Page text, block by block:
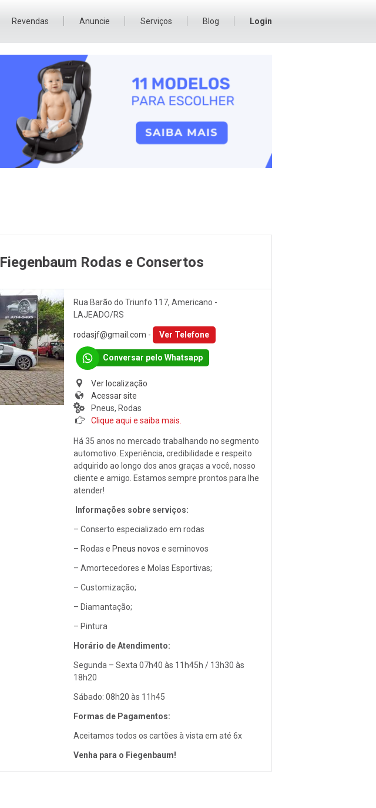
Revendas Anuncie Serviços Blog Login
Fiegenbaum Rodas e Consertos
Rua Barão do Triunfo 117, Americano -
LAJEADO/RS
rodasjf@gmail.com - Ver Telefone
Conversar pelo Whatsapp
Ver localização
Acessar site
Pneus, Rodas
Clique aqui e saiba mais.
Há 35 anos no mercado trabalhando no segmento
automotivo. Experiência, credibilidade e respeito
adquirido ao longo dos anos graças a você, nosso
cliente e amigo. Estamos sempre prontos para lhe
atender!
Informações sobre serviços:
– Conserto especializado em rodas
– Rodas e Pneus novos e seminovos
– Amortecedores e Molas Esportivas;
– Customização;
– Diamantação;
– Pintura
Horário de Atendimento:
Segunda – Sexta 07h40 às 11h45h / 13h30 às
18h20
Sábado: 08h20 às 11h45
Formas de Pagamentos:
Aceitamos todos os cartões à vista em até 6x
Venha para o Fiegenbaum!